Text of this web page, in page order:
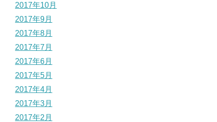
2017年10月
2017年9月
2017年8月
2017年7月
2017年6月
2017年5月
2017年4月
2017年3月
2017年2月